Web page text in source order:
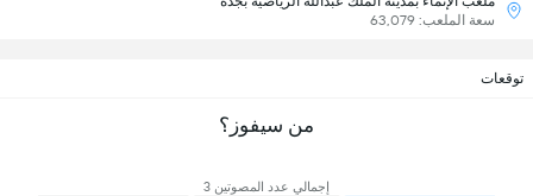
سعة الملعب: 63,079
توقعات
من سيفوز؟
إجمالي عدد المصوتين 3